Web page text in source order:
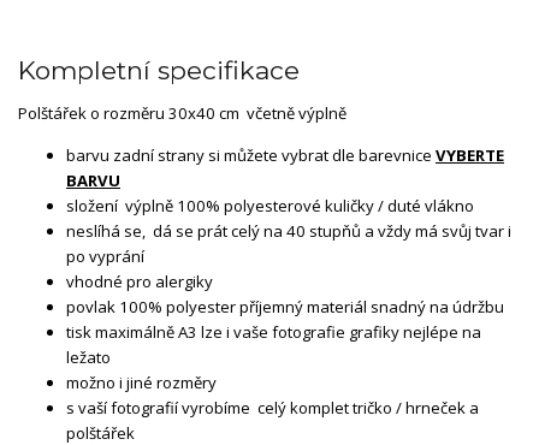
Kompletní specifikace
Polštářek o rozměru 30x40 cm včetně výplně
barvu zadní strany si můžete vybrat dle barevnice VYBERTE
BARVU
složení výplně 100% polyesterové kuličky / duté vlákno
neslíhá se, dá se prát celý na 40 stupňů a vždy má svůj tvar i
po vyprání
vhodné pro alergiky
povlak 100% polyester příjemný materiál snadný na údržbu
tisk maximálně A3 lze i vaše fotografie grafiky nejlépe na
ležato
možno i jiné rozměry
s vaší fotografií vyrobíme celý komplet tričko / hrneček a
polštářek